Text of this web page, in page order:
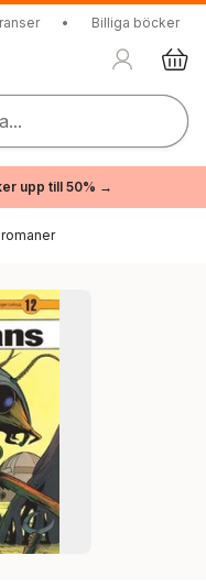
• Billiga böcker
upp till 50% →